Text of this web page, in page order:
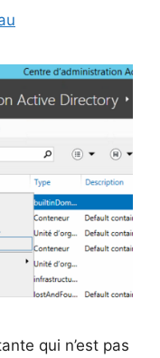
qui n’est pas